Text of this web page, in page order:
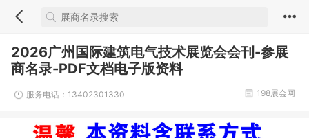
2026广州国际建筑电气技术展览会会刊-参展
商名录-PDF文档电子版资料
服务电话：13402301330 198展会网